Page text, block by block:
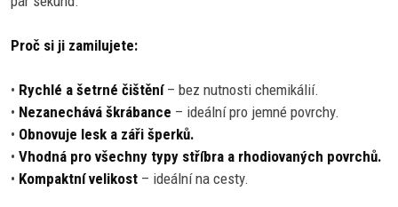
Proč si ji zamilujete:
• Rychlé a šetrné čištění– bez nutnosti chemikálií.
• Nezanechává škrábance – ideální pro jemné povrchy.
• Obnovuje lesk a záři šperků.
• Vhodná pro všechny typy stříbra a rhodiovaných povrchů.
• Kompaktní velikost – ideální na cesty.